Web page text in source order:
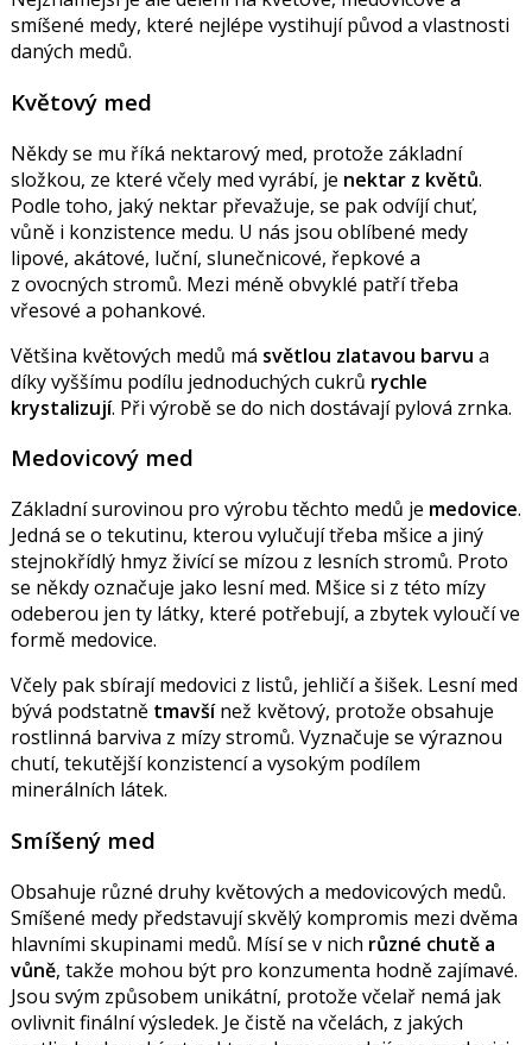
smíšené medy, které nejlépe vystihují původ a vlastnosti
daných medů.
Květový med
Někdy se mu říká nektarový med, protože základní
složkou, ze které včely med vyrábí, je nektar z květů.
Podle toho, jaký nektar převažuje, se pak odvíjí chuť,
vůně i konzistence medu. U nás jsou oblíbené medy
lipové, akátové, luční, slunečnicové, řepkové a
z ovocných stromů. Mezi méně obvyklé patří třeba
vřesové a pohankové.
Většina květových medů má světlou zlatavou barvu a
díky vyššímu podílu jednoduchých cukrů rychle
krystalizují. Při výrobě se do nich dostávají pylová zrnka.
Medovicový med
Základní surovinou pro výrobu těchto medů je medovice.
Jedná se o tekutinu, kterou vylučují třeba mšice a jiný
stejnokřídlý hmyz živící se mízou z lesních stromů. Proto
se někdy označuje jako lesní med. Mšice si z této mízy
odeberou jen ty látky, které potřebují, a zbytek vyloučí ve
formě medovice.
Včely pak sbírají medovici z listů, jehličí a šišek. Lesní med
bývá podstatně tmavšínež květový, protože obsahuje
rostlinná barviva z mízy stromů. Vyznačuje se výraznou
chutí, tekutější konzistencí a vysokým podílem
minerálních látek.
Smíšený med
Obsahuje různé druhy květových a medovicových medů.
Smíšené medy představují skvělý kompromis mezi dvěma
hlavními skupinami medů. Mísí se v nich různé chutě a
vůně, takže mohou být pro konzumenta hodně zajímavé.
Jsou svým způsobem unikátní, protože včelař nemá jak
ovlivnit finální výsledek. Je čistě na včelách, z jakých